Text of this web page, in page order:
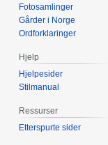
Fotosamlinger
Gårder i Norge
Ordforklaringer
Hjelp
Hjelpesider
Stilmanual
Ressurser
Etterspurte sider